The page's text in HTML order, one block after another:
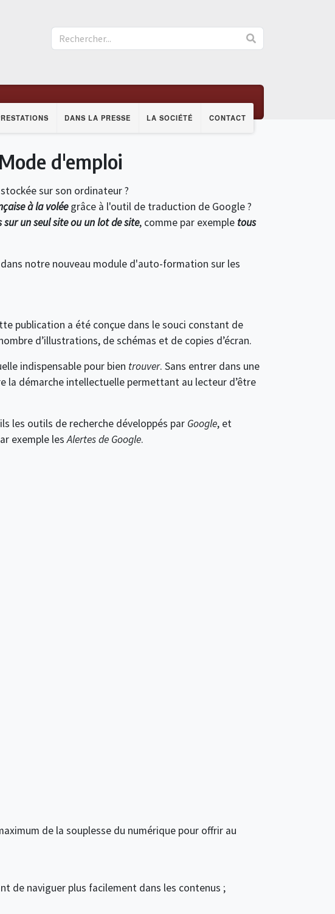
DANS LA PRESSE LA SOCIÉTÉ CONTACT
d'emploi
sur son ordinateur ?
à la voléegrâce à l'outil de traduction de Google ?
un seul site ou un lot de site, comme par exempletous
notre nouveau module d'auto-formation sur les
publication a été conçue dans le souci constant de
d’illustrations, de schémas et de copies d’écran.
indispensable pour bien trouver. Sans entrer dans une
la démarche intellectuelle permettant au lecteur d’être
les outils de recherche développés par Google, et
exemple lesAlertes de Google.
de la souplesse du numérique pour offrir au
de naviguer plus facilement dans les contenus ;